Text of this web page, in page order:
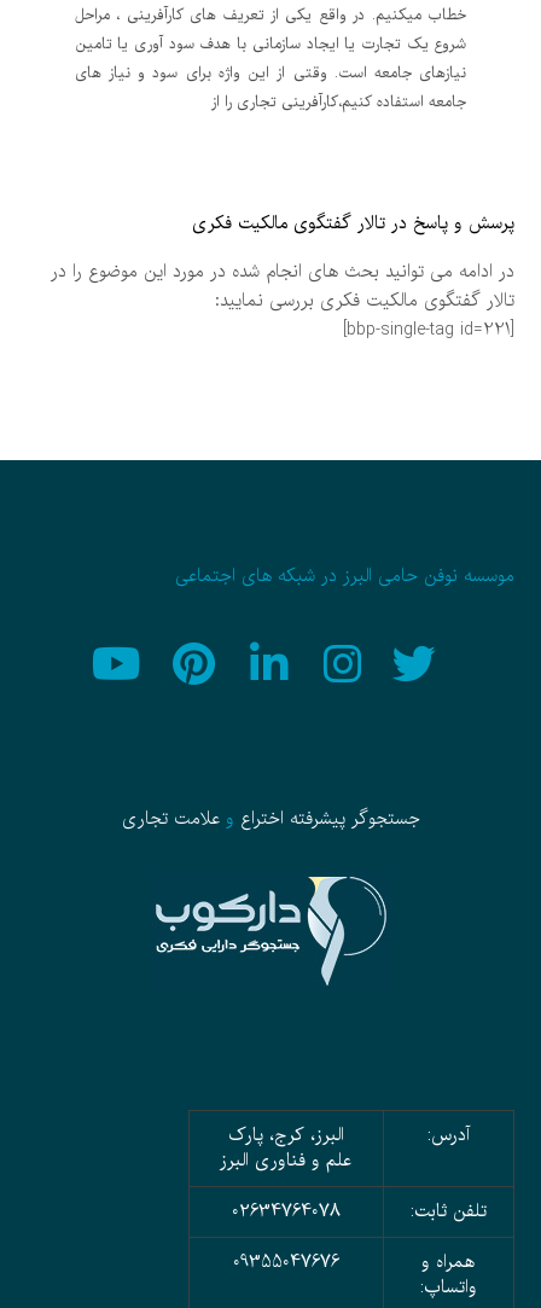
خطاب میکنیم. در واقع یکی از تعریف های کارآفرینی ، مراحل
شروع یک تجارت یا ایجاد سازمانی با هدف سود آوری یا تامین
نیازهای جامعه است. وقتی از این واژه برای سود و نیاز های
جامعه استفاده کنیم،کارآفرینی تجاری را از
پرسش و پاسخ در تالار گفتگوی مالکیت فکری
در ادامه می توانید بحث های انجام شده در مورد این موضوع را در
تالار گفتگوی مالکیت فکری بررسی نمایید:
[bbp-single-tag id=221]
موسسه نوفن حامی البرز در شبکه های اجتماعی
جستجوگر پیشرفته اختراع وعلامت تجاری
آدرس:
البرز، کرج، پارک
علم و فناوری البرز
تلفن ثابت:
02634764078
همراه و
واتساپ:
09355047676